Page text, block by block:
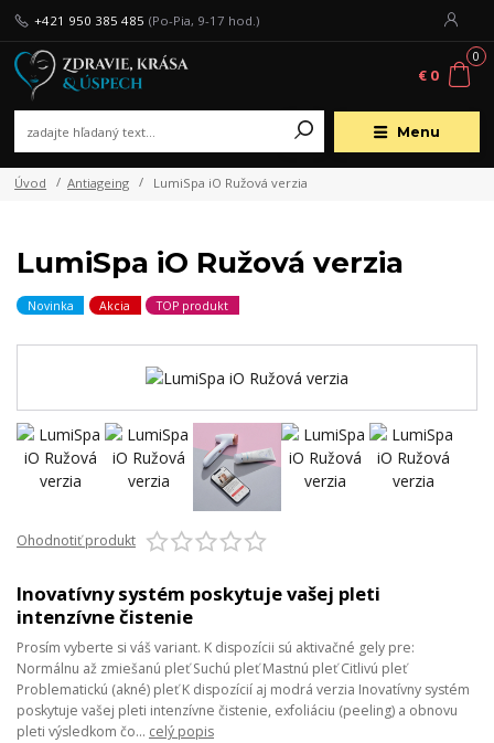
Menu
+421 950 385 485 (Po-Pia, 9-17 hod.)
0
€ 0
Úvod Antiageing LumiSpa iO Ružová verzia
LumiSpa iO Ružová verzia
Novinka Akcia TOP produkt
Ohodnotiť produkt
Inovatívny systém poskytuje vašej pleti
intenzívne čistenie
Prosím vyberte si váš variant. K dispozícii sú aktivačné gely pre:
Normálnu až zmiešanú pleť Suchú pleť Mastnú pleť Citlivú pleť
Problematickú (akné) pleť K dispozícií aj modrá verzia Inovatívny systém
poskytuje vašej pleti intenzívne čistenie, exfoliáciu (peeling) a obnovu
pleti výsledkom čo... celý popis